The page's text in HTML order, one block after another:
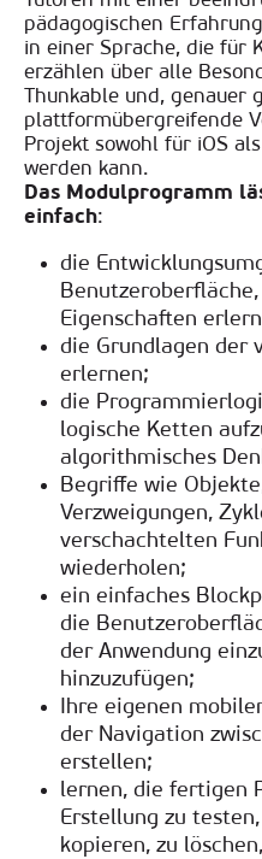
pädagogischen
in einer Sprache, die für
erzählen über alle
Thunkable und, genauer
plattformübergreifende
Projekt sowohl für iOS
werden kann.
Das Modulprogramm
einfach:
die
Eigenschaften
die Grundlagen der
erlernen;
die
logische Ketten
algorithmisches
Begriffe wie
Verzweigungen,
verschachtelten
wiederholen;
ein einfaches
die
der Anwendung
hinzuzufügen;
Ihre eigenen
der Navigation
erstellen;
lernen, die fertigen
Erstellung zu
kopieren, zu